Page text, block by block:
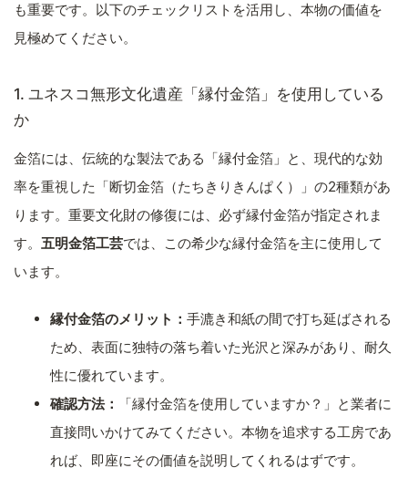
も重要です。以下のチェックリストを活用し、本物の価値を
見極めてください。
1. ユネスコ無形文化遺産「縁付金箔」を使用している
か
金箔には、伝統的な製法である「縁付金箔」と、現代的な効
率を重視した「断切金箔（たちきりきんぱく）」の2種類があ
ります。重要文化財の修復には、必ず縁付金箔が指定されま
す。 五明金箔工芸では、この希少な縁付金箔を主に使用して
います。
縁付金箔のメリット： 手漉き和紙の間で打ち延ばされる
ため、表面に独特の落ち着いた光沢と深みがあり、耐久
性に優れています。
確認方法：
「縁付金箔を使用していますか？」と業者に
直接問いかけてみてください。本物を追求する工房であ
れば、即座にその価値を説明してくれるはずです。